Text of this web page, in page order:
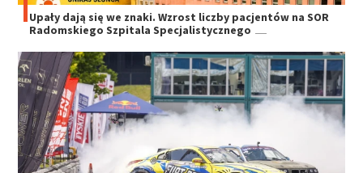
Upały dają się we znaki. Wzrost liczby pacjentów na SOR
Radomskiego Szpitala Specjalistycznego